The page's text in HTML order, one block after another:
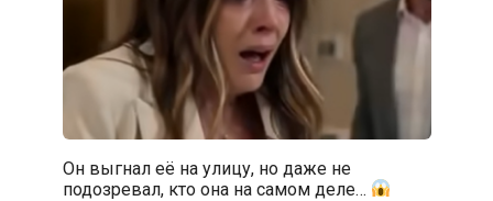
Он выгнал её на улицу, но даже не
подозревал, кто она на самом деле…